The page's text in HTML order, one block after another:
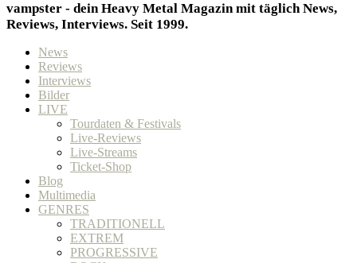
vampster - dein Heavy Metal Magazin mit täglich News,
Reviews, Interviews. Seit 1999.
News
Reviews
Interviews
Bilder
LIVE
Tourdaten & Festivals
Live-Reviews
Live-Streams
Ticket-Shop
Blog
Multimedia
GENRES
TRADITIONELL
EXTREM
PROGRESSIVE